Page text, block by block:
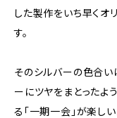
した製作をいち早くオ
す。
そのシルバーの色合い
ーにツヤをまとったよ
る「一期一会」が楽し